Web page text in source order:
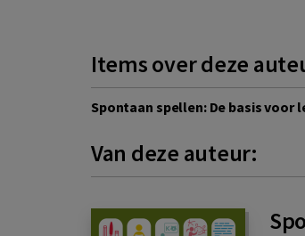
Items over deze
Spontaan spellen: De basis voor
Van deze auteur: